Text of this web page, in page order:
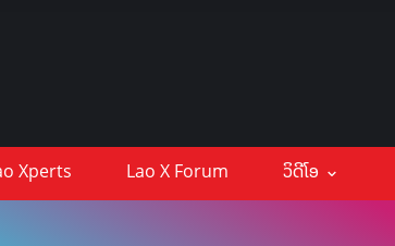
Xperts Lao X Forum ວິດີໂອ